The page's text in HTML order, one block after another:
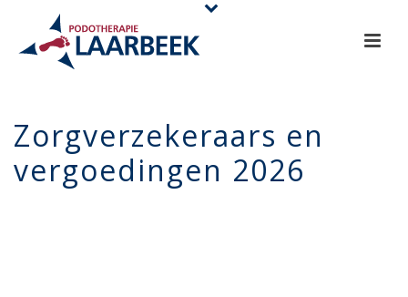
Zorgverzekeraars en
vergoedingen 2026